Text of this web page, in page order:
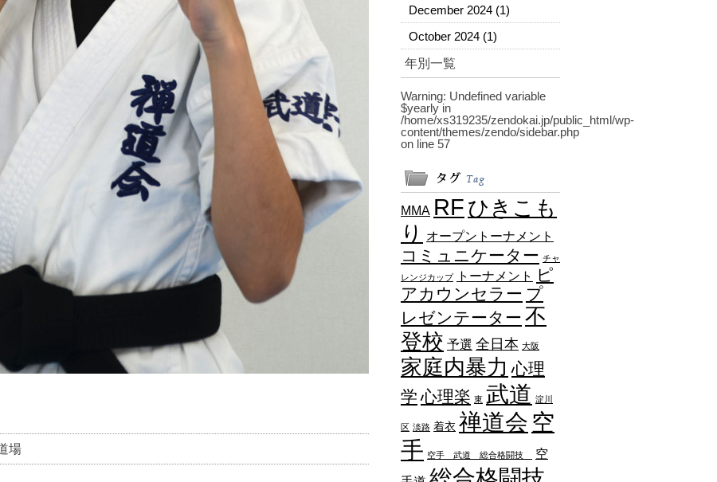
場
December 2024 (1)
October 2024 (1)
年別一覧
Warning: Undefined variable
$yearly in
/home/xs319235/zendokai.jp/public_html/wp-
content/themes/zendo/sidebar.php
on line 57
MMA RFひきこも
り
オープントーナメント
コミュニケーター チャ
レンジカップ
トーナメント
ピ
アカウンセラー プ
レゼンテーター 不
登校 予選 全日本 大阪
家庭内暴力 心理
学 心理楽 東 武道 淀川
区 淡路 着衣 禅道会 空
手 空手 武道 総合格闘技
空